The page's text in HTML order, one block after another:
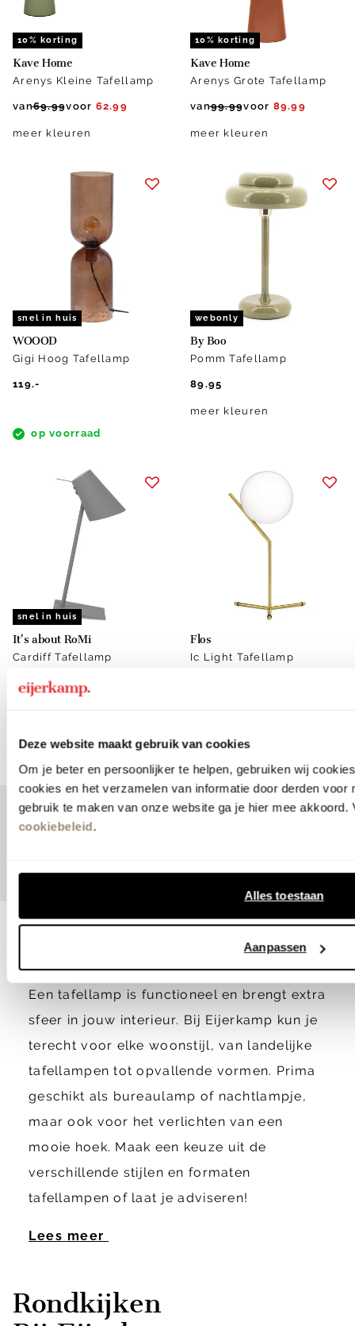
Deze website maakt gebruik van cookies
Om je beter en persoonlijker te helpen, gebruiken wij
cookies en het verzamelen van informatie door derden voor
gebruik te maken van onze website ga je hier mee akkoord.
cookiebeleid.
Alles toestaan
Aanpassen
10% korting
Kave Home
Arenys Kleine Tafellamp
van69.99voor 62.99
meer kleuren
10% korting
Kave Home
Arenys Grote Tafellamp
van99.99voor 89.99
meer kleuren
snel in huis
WOOOD
Gigi Hoog Tafellamp
119.-
op voorraad
webonly
By Boo
Pomm Tafellamp
89.95
meer kleuren
snel in huis
It's about RoMi
Cardiff Tafellamp
69.99
Flos
Ic Light Tafellamp
Een tafellamp is functioneel en brengt extra
sfeer in jouw interieur. Bij Eijerkamp kun je
terecht voor elke woonstijl, van landelijke
tafellampen tot opvallende vormen. Prima
geschikt als bureaulamp of nachtlampje,
maar ook voor het verlichten van een
mooie hoek. Maak een keuze uit de
verschillende stijlen en formaten
tafellampen of laat je adviseren!
Lees meer
Rondkijken